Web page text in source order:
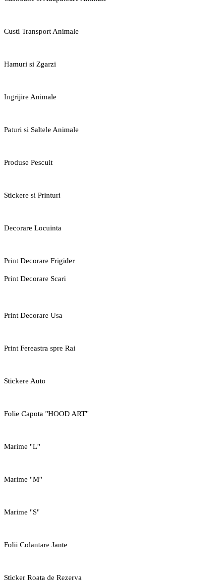
Custi Transport Animale
Hamuri si Zgarzi
Ingrijire Animale
Paturi si Saltele Animale
Produse Pescuit
Stickere si Printuri
Decorare Locuinta
Print Decorare Frigider
Print Decorare Scari
Print Decorare Usa
Print Fereastra spre Rai
Stickere Auto
Folie Capota "HOOD ART"
Marime "L"
Marime "M"
Marime "S"
Folii Colantare Jante
Sticker Roata de Rezerva